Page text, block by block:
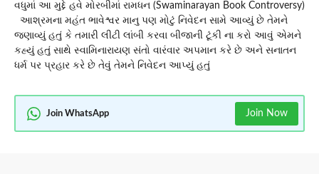
વધુમાં આ મુદ્દે હવે મોરબીમાં રામધન (Swaminarayan Book Controversy)
આશ્રમના મહંત ભાવેશ્વર માનુ પણ મોટું નિવેદન સામે આવ્યું છે તેમને
જણાવ્યું હતું કે તમારી લીટી લાંબી કરવા બીજાની ટૂંકી ના કરો આવું એમને
કહ્યું હતું સાથે સ્વામિનારાયણ સંતો વારંવાર અપમાન કરે છે અને સનાતન
ધર્મ પર પ્રહાર કરે છે તેવું તેમને નિવેદન આપ્યું હતું
Join WhatsApp Join Now